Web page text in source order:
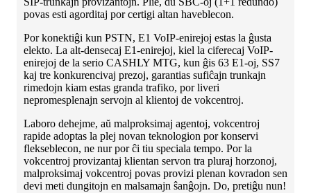
povas esti agorditaj por certigi altan haveblecon.
Por konektiĝi kun PSTN, E1 VoIP-enirejoj estas la ĝusta
elekto. La alt-densecaj E1-enirejoj, kiel la ciferecaj VoIP-
enirejoj de la serio CASHLY MTG, kun ĝis 63 E1-oj, SS7
kaj tre konkurencivaj prezoj, garantias sufiĉajn trunkajn
rimedojn kiam estas granda trafiko, por liveri
nepromesplenajn servojn al klientoj de vokcentroj.
Laboro dehejme, aŭ malproksimaj agentoj, vokcentroj
rapide adoptas la plej novan teknologion por konservi
flekseblecon, ne nur por ĉi tiu speciala tempo. Por la
vokcentroj provizantaj klientan servon tra pluraj horzonoj,
malproksimaj vokcentroj povas provizi plenan kovradon sen
devi meti dungitojn en malsamajn ŝanĝojn. Do, pretiĝu nun!